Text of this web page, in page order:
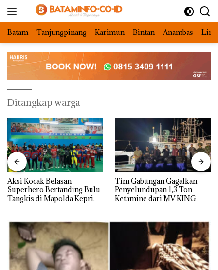
Batam Tanjungpinang Karimun Bintan Anambas
Ditangkap warga
Aksi Kocak Belasan
Superhero Bertanding Bulu
Tangkis di Mapolda Kepri,
Tim Gabungan Gagalkan
Penyelundupan 1,3 Ton
Ketamine dari MV KING